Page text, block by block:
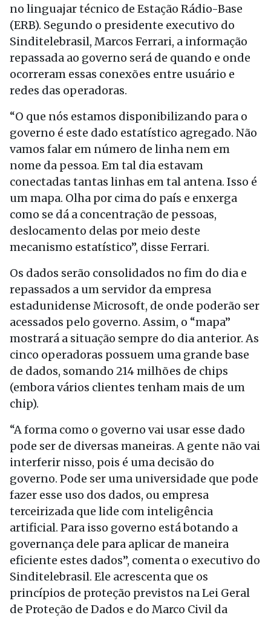
no linguajar técnico de Estação Rádio-Base
(ERB). Segundo o presidente executivo do
Sinditelebrasil, Marcos Ferrari, a informação
repassada ao governo será de quando e onde
ocorreram essas conexões entre usuário e
redes das operadoras.
“O que nós estamos disponibilizando para o
governo é este dado estatístico agregado. Não
vamos falar em número de linha nem em
nome da pessoa. Em tal dia estavam
conectadas tantas linhas em tal antena. Isso é
um mapa. Olha por cima do país e enxerga
como se dá a concentração de pessoas,
deslocamento delas por meio deste
mecanismo estatístico”, disse Ferrari.
Os dados serão consolidados no fim do dia e
repassados a um servidor da empresa
estadunidense Microsoft, de onde poderão ser
acessados pelo governo. Assim, o “mapa”
mostrará a situação sempre do dia anterior. As
cinco operadoras possuem uma grande base
de dados, somando 214 milhões de chips
(embora vários clientes tenham mais de um
chip).
“A forma como o governo vai usar esse dado
pode ser de diversas maneiras. A gente não vai
interferir nisso, pois é uma decisão do
governo. Pode ser uma universidade que pode
fazer esse uso dos dados, ou empresa
terceirizada que lide com inteligência
artificial. Para isso governo está botando a
governança dele para aplicar de maneira
eficiente estes dados”, comenta o executivo do
Sinditelebrasil. Ele acrescenta que os
princípios de proteção previstos na Lei Geral
de Proteção de Dados e do Marco Civil da